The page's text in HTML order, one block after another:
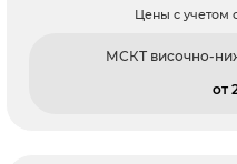
Цены с учетом
МСКТ височно-
от